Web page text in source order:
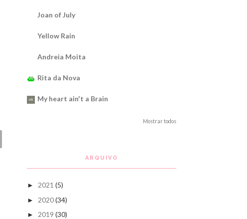
Joan of July
Yellow Rain
Andreia Moita
Rita da Nova
My heart ain't a Brain
Mostrar todos
ARQUIVO
► 2021 (5)
► 2020(34)
► 2019 (30)